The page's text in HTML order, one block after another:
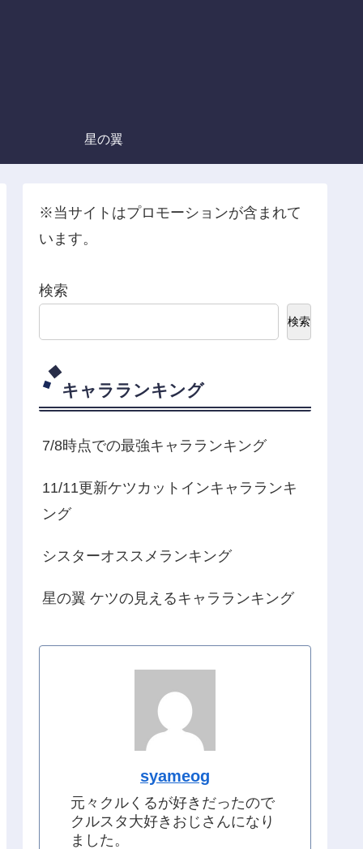
星の翼
※当サイトはプロモーションが含まれて
います。
検索
検索
キャラランキング
7/8時点での最強キャラランキング
11/11更新ケツカットインキャラランキ
ング
シスターオススメランキング
星の翼 ケツの見えるキャラランキング
syameog
元々クルくるが好きだったので
クルスタ大好きおじさんになり
ました。